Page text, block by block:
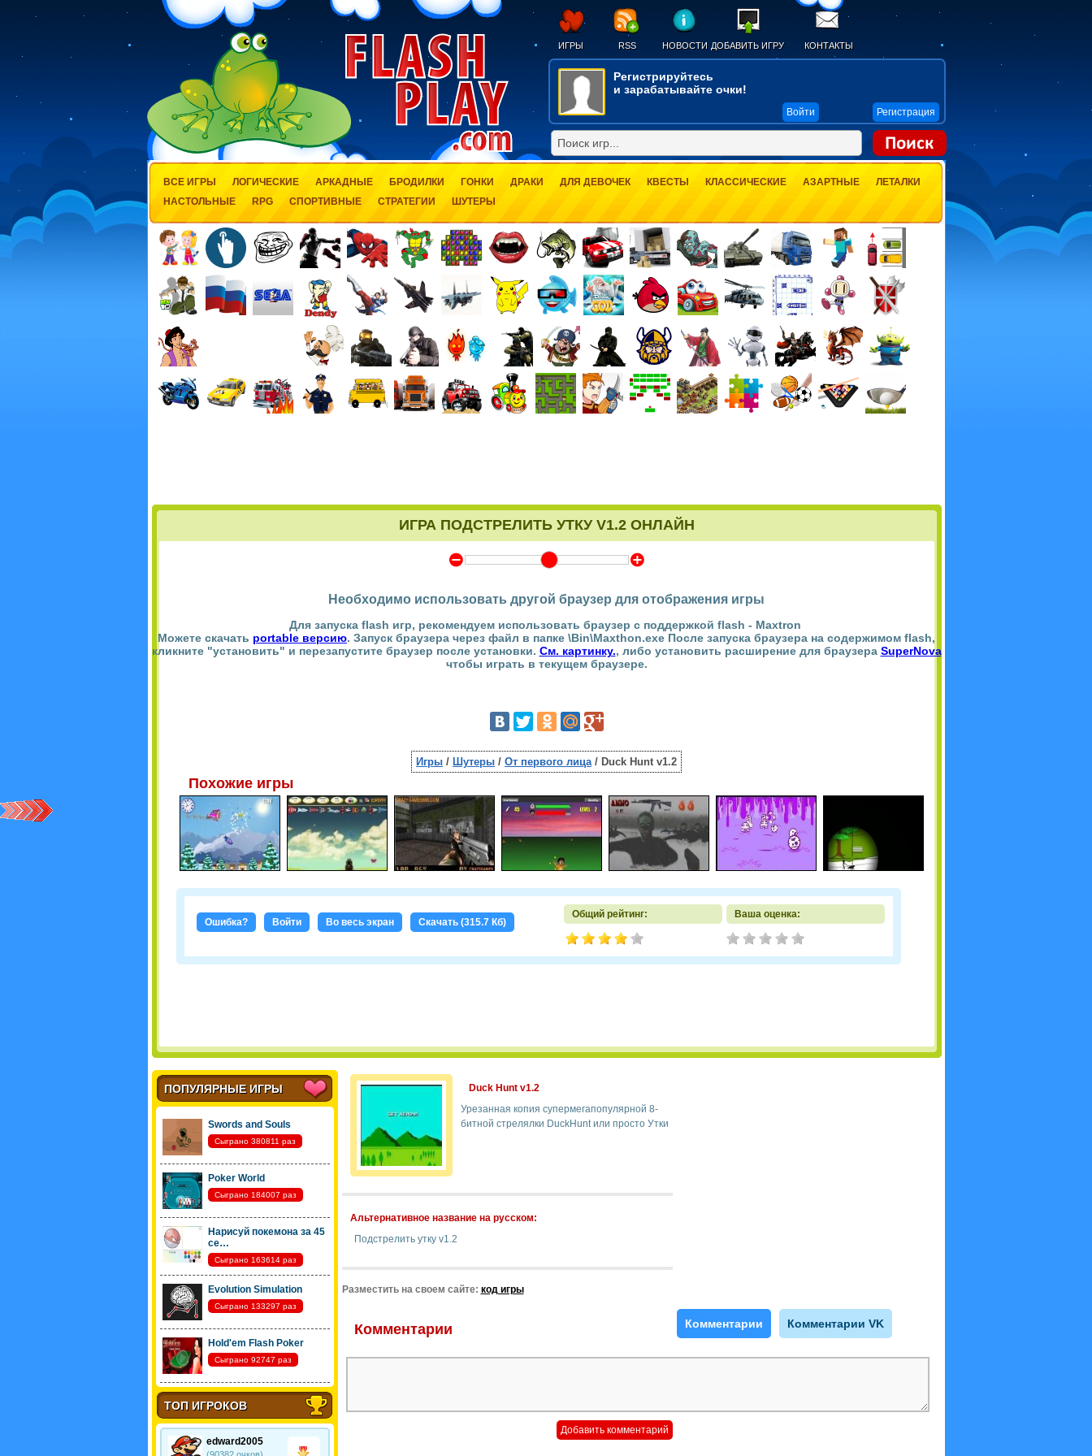
ИГРЫ RSS НОВОСТИ ДОБАВИТЬ ИГРУ КОНТАКТЫ
Регистрируйтесь
и зарабатывайте очки!
Войти Регистрация
ВСЕ ИГРЫ ЛОГИЧЕСКИЕ АРКАДНЫЕ БРОДИЛКИ ГОНКИ ДРАКИ ДЛЯ ДЕВОЧЕК КВЕСТЫ КЛАССИЧЕСКИЕ АЗАРТНЫЕ
ЛЕТАЛКИ
НАСТОЛЬНЫЕ
RPG СПОРТИВНЫЕ СТРАТЕГИИ ШУТЕРЫ
ИГРА ПОДСТРЕЛИТЬ УТКУ V1.2 ОНЛАЙН
Y Z
Необходимо использовать другой браузер для отображения игры
Для запуска flash игр, рекомендуем использовать браузер с поддержкой flash - Maxtron
Можете скачать portable версию. Запуск браузера через файл в папке \Bin\Maxthon.exe После запуска браузера на содержимом flash,
кликните "установить" и перезапустите браузер после установки. См. картинку., либо установить расширение для браузера SuperNova
чтобы играть в текущем браузере.
Игры / Шутеры / От первого лица/ Duck Hunt v1.2
Похожие игры
Ошибка? Войти Во весь экран Скачать (315.7 Кб)
Общий рейтинг: Ваша оценка:
ПОПУЛЯРНЫЕ ИГРЫ
Swords and Souls
Сыграно 380811 раз
Poker World
Сыграно 184007 раз
Нарисуй покемона за 45
се…
Сыграно 163614 раз
Evolution Simulation
Сыграно 133297 раз
Hold'em Flash Poker
Сыграно 92747 раз
ТОП ИГРОКОВ
edward2005
Duck Hunt v1.2
Урезанная копия супермегапопулярной 8-
битной стрелялки DuckHunt или просто Утки
Альтернативное название на русском:
Подстрелить утку v1.2
Разместить на своем сайте: код игры
Комментарии Комментарии Комментарии VK